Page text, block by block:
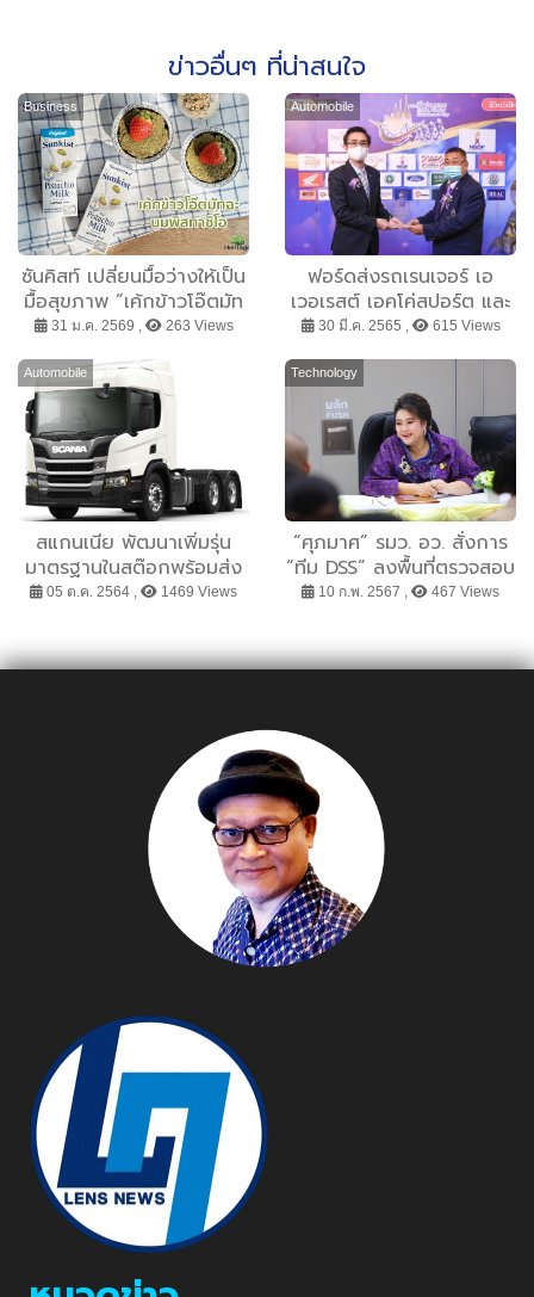
ข่าวอื่นๆ ที่น่าสนใจ
Business
ซันคิสท์ เปลี่ยนมื้อว่างให้เป็น
มื้อสุขภาพ ”เค้กข้าวโอ๊ตมัท
ฉะนมพิสทาชิโอ” ทำง่าย ได้
ประโยชน์เต็มคำ
31 ม.ค. 2569 , 263 Views
Automobile
ฟอร์ดส่งรถเรนเจอร์ เอ
เวอเรสต์ เอคโค่สปอร์ต และ
มัสแตง สนับสนุน การ
แข่งขันจักรยานรายการ
‘ทัวร์ ออฟ ไทยแลนด์’ ต่อ
เนื่องเป็นปีที่ 3
30 มี.ค. 2565 , 615 Views
Automobile
สแกนเนีย พัฒนาเพิ่มรุ่น
มาตรฐานในสต๊อกพร้อมส่ง
มอบให้ลูกค้า
05 ต.ค. 2564 , 1469 Views
Technology
“ศุภมาศ” รมว. อว. สั่งการ
“ทีม DSS” ลงพื้นที่ตรวจสอบ
คุณภาพน้ำดื่มตู้หยอด
10 ก.พ. 2567 , 467 Views